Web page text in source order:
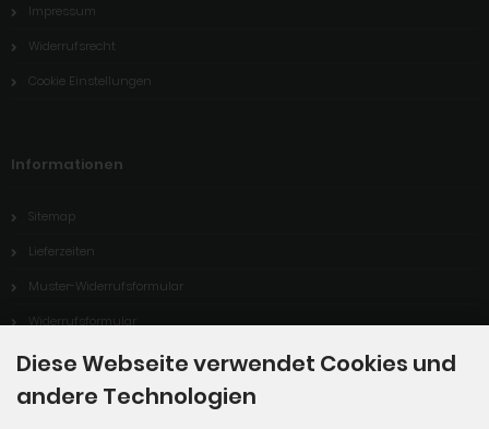
Impressum
Widerrufsrecht
Cookie Einstellungen
Informationen
Sitemap
Lieferzeiten
Muster-Widerrufsformular
Widerrufsformular
Zahlungsmöglichkeiten
Über uns
Diese Webseite verwendet Cookies und
andere Technologien